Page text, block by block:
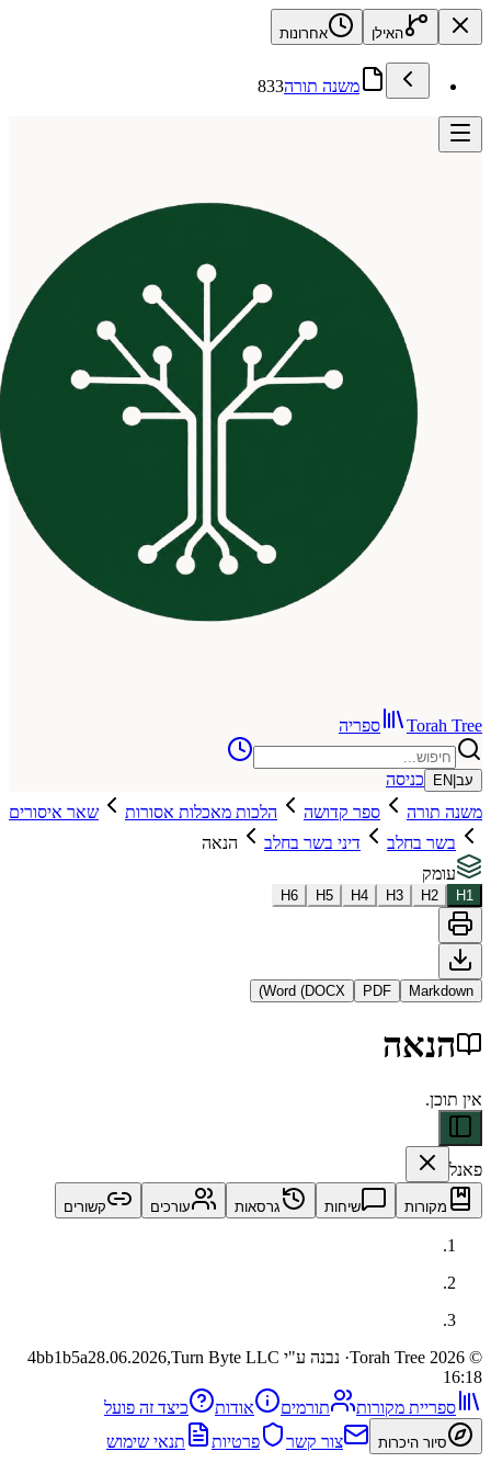
האילן אחרונות
משנה תורה833
ספריה
כניסה
ספר קדושה הלכות מאכלות אסורות
שאר איסורים
דיני בשר בחלב
הנאה
H3
H4
H5
H6
PDF
Word (DOCX)
שיחות גרסאות עורכים קשורים
· נבנה ע"י Turn Byte LLC 4bb1b5a28.06.2026,
מקורות תורמים אודות כיצד זה פועל
היכרות צור קשר פרטיות תנאי שימוש